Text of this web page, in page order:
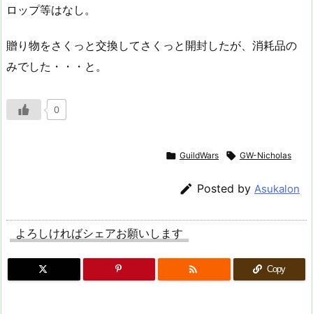
ロップ等はなし。
贈り物をさくっと交換してさくっと開封したが、消耗品の
みでした・・・と。
0
 GuildWars  GW-Nicholas
 Posted by Asukalon
よろしければシェアお願いします
 Copy